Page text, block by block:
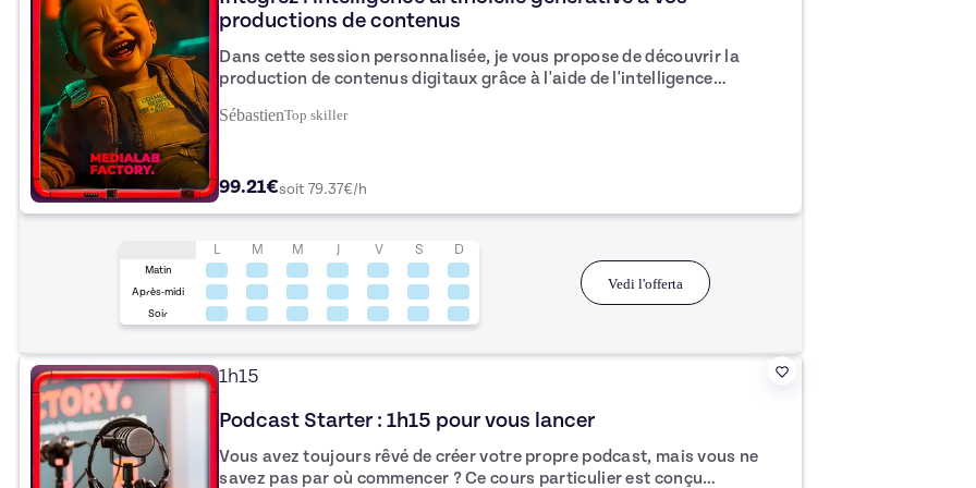
productions de contenus
Dans cette session personnalisée, je vous propose de découvrir la
production de contenus digitaux grâce à l'aide de l'intelligence
applications vous offre de nouvelles capacités créatives, et vous devez
SébastienTopskiller
99.21€soit79.37€/h
L M M J V S D
Matin
Après-midi
Soir
Vedi l'offerta
1h15
Podcast Starter : 1h15 pour vous lancer
Vous avez toujours rêvé de créer votre propre podcast, mais vous ne
savez pas par où commencer ? Ce cours particulier est conçu